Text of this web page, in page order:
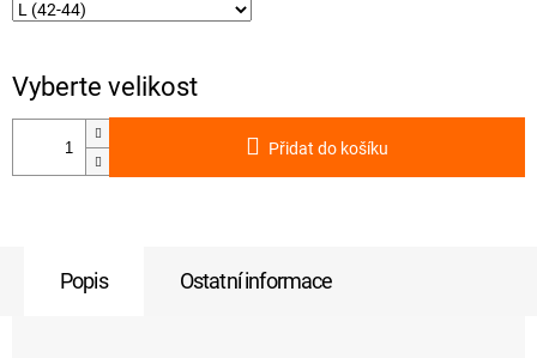
Přidat do košíku
Popis Ostatní informace